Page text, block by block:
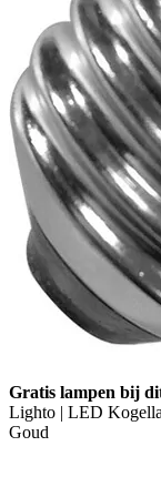
Gratis lampen bij
Lighto | LED
Goud